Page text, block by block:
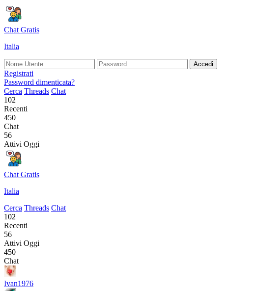
Chat Gratis
Italia
Accedi
Registrati
Password dimenticata?
Cerca Threads Chat
102
Recenti
450
Chat
56
Attivi Oggi
Chat Gratis
Italia
Cerca Threads Chat
102
Recenti
56
Attivi Oggi
450
Chat
Ivan1976